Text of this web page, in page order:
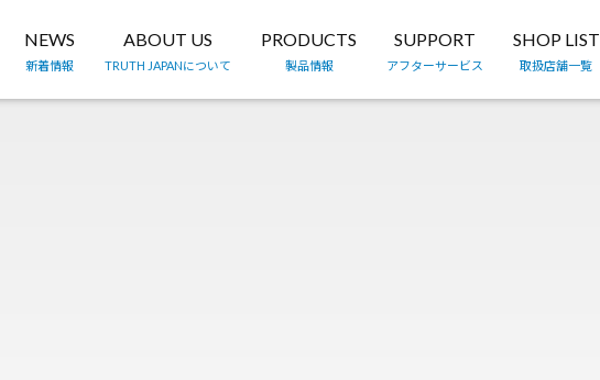
NEWS
新着情報
ABOUT US
TRUTH JAPANについて
PRODUCTS
製品情報
SUPPORT
アフターサービス
SHOP LIST
取扱店舗一覧